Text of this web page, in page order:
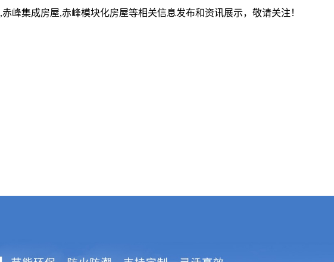
,赤峰集成房屋,赤峰模块化房屋等相关信息发布和资讯展示，敬请关注！